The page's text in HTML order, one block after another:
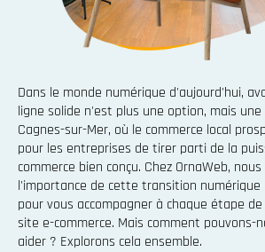
Dans le monde numérique d'aujourd'hui,
ligne solide n'est plus une option, mais une
Cagnes-sur-Mer, où le commerce local
pour les entreprises de tirer parti de la
commerce bien conçu. Chez OrnaWeb,
l'importance de cette transition numérique
pour vous accompagner à chaque étape
site e-commerce. Mais comment pouvons-
aider ? Explorons cela ensemble.